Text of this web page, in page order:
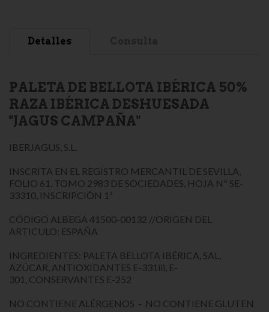
Detalles
PALETA DE BELLOTA IBÉRICA 50%
RAZA IBÉRICA DESHUESADA
"JAGUS CAMPAÑA"
IBERJAGUS, S.L.
INSCRITA EN EL REGISTRO MERCANTIL DE SEVILLA,
FOLIO 61, TOMO 2983 DE SOCIEDADES, HOJA Nº SE-
33310, INSCRIPCIÓN 1ª
CÓDIGO ALBEGA 41500-00132 //ORIGEN DEL
ARTICULO: ESPAÑA
INGREDIENTES: PALETA BELLOTA IBÉRICA, SAL,
AZÚCAR, ANTIOXIDANTES E-331iii, E-
301, CONSERVANTES E-252
NO CONTIENE ALÉRGENOS - NO CONTIENE GLUTEN